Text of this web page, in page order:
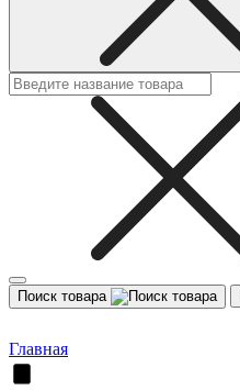
Поиск товара
Главная